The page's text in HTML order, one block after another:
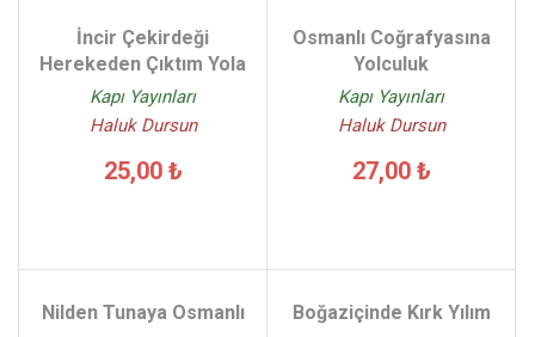
İncir Çekirdeği
Herekeden Çıktım Yola
Kapı Yayınları
Haluk Dursun
25,00 ₺
Osmanlı Coğrafyasına
Yolculuk
Kapı Yayınları
Haluk Dursun
27,00 ₺
Nilden Tunaya Osmanlı Boğaziçinde Kırk Yılım